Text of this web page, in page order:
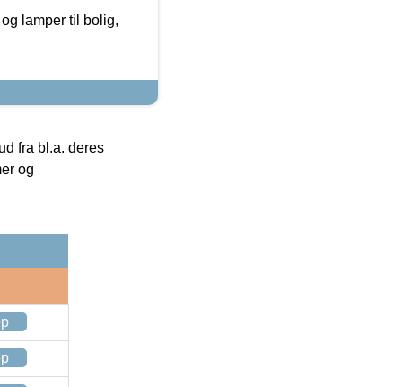
lamper til bolig,
fra bl.a. deres
og